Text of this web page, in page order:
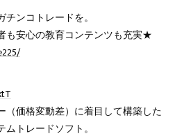
ンコトレードを。
も安心の教育コンテンツも充実★
（価格変動差）に着目して構築した
トレードソフト。